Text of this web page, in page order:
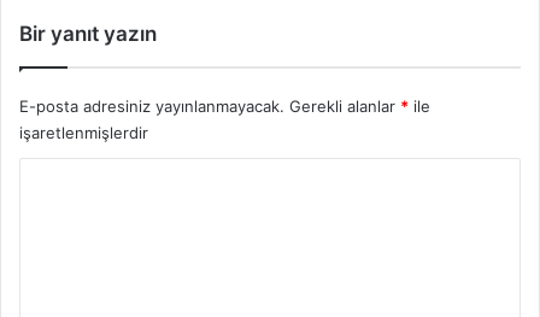
Bir yanıt yazın
E-posta adresiniz yayınlanmayacak. Gerekli alanlar * ile
işaretlenmişlerdir